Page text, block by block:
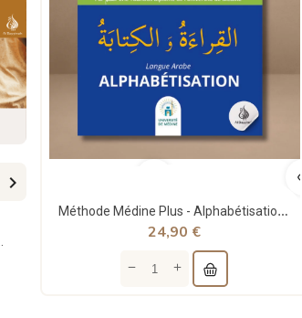
Speedeen - Apprends des...

Méthode Médine Plus - Alphabétisation - langue Arabe - Eric Younous
24,90 €